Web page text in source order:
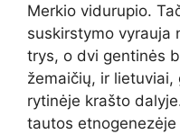
Merkio vidurupio.
suskirstymo vyrauja
trys, o dvi gentinės
žemaičių, ir
rytinėje krašto
tautos